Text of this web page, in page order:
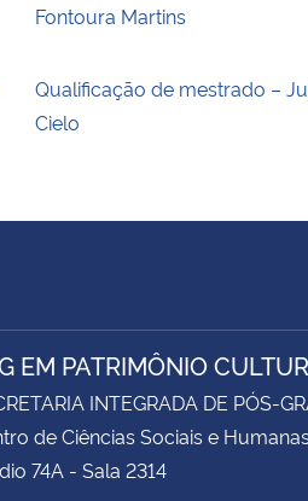
Fontoura Martins
Qualificação de mestrado –
Cielo
EM PATRIMÔNIO
INTEGRADA DE PÓS-
de Ciências Sociais e Humanas
74A - Sala 2314